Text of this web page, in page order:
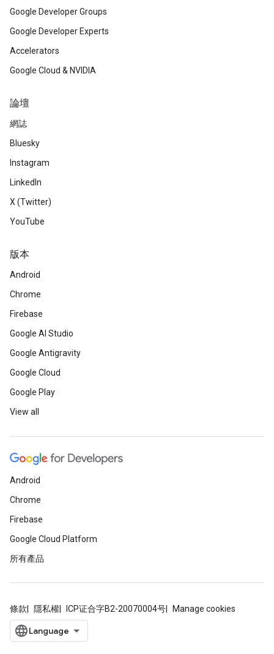
Google Developer Groups
Google Developer Experts
Accelerators
Google Cloud & NVIDIA
論壇
網誌
Bluesky
Instagram
LinkedIn
X (Twitter)
YouTube
版本
Android
Chrome
Firebase
Google AI Studio
Google Antigravity
Google Cloud
Google Play
View all
Android
Chrome
Firebase
Google Cloud Platform
所有產品
條款 隱私權 ICP证合字B2-20070004号 Manage cookies